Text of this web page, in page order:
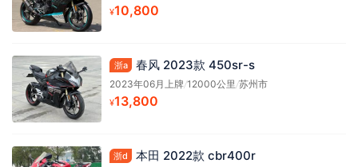
¥10,800
浙a 春风 2023款 450sr-s
2023年06月上牌/12000公里 /苏州市
¥13,800
浙d 本田 2022款 cbr400r